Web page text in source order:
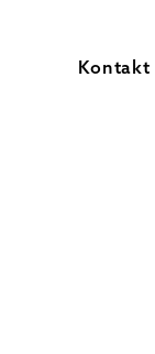
Kontakt